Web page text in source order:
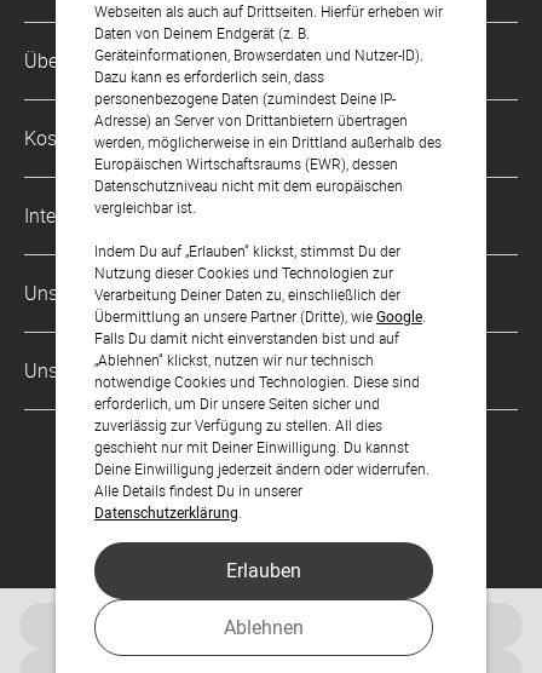
Webseiten als auch auf Drittseiten. Hierfür erheben wir
Daten von Deinem Endgerät (z. B.
Geräteinformationen, Browserdaten und Nutzer-ID).
Dazu kann es erforderlich sein, dass
personenbezogene Daten (zumindest Deine IP-
Adresse) an Server von Drittanbietern übertragen
werden, möglicherweise in ein Drittland außerhalb des
Europäischen Wirtschaftsraums (EWR), dessen
Datenschutzniveau nicht mit dem europäischen
vergleichbar ist.
Indem Du auf „Erlauben“ klickst, stimmst Du der
Nutzung dieser Cookies und Technologien zur
Verarbeitung Deiner Daten zu, einschließlich der
Übermittlung an unsere Partner (Dritte), wieGoogle
Falls Du damit nicht einverstanden bist und auf
„Ablehnen“ klickst, nutzen wir nur technisch
notwendige Cookies und Technologien. Diese sind
erforderlich, um Dir unsere Seiten sicher und
zuverlässig zur Verfügung zu stellen. All dies
geschieht nur mit Deiner Einwilligung. Du kannst
Deine Einwilligung jederzeit ändern oder widerrufen.
Alle Details findest Du in unserer
Datenschutzerklärung
Ablehnen
Erlauben
Kostenlose Musterkarte
Kundenservice-Hotline
0221 956 725 10
Mo. - Fr. von 9 bis 17 Uhr
kontakt@sendmoments.de
Über Uns
Philosophie
Karriere
Impressum
AGB & Widerrufsrecht
Zahlung & Versand
Datenschutz
Barrierefreiheitserklärung
LLM's
Kostenlose Services
Musterkarten
Digitale Fotoalben
Digitale Gästelisten
FAQ & Hilfe
International
Österreich
Schweiz
Frankreich
Unsere Zahlungsarten
Unsere Partner
Feier den Moment.